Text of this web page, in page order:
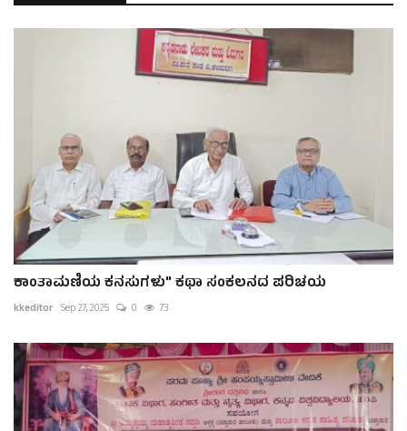
ಕಾಂತಾಮಣಿಯ ಕನಸುಗಳು" ಕಥಾ ಸಂಕಲನದ ಪರಿಚಯ
kkeditor Sep 27, 2025 0 73